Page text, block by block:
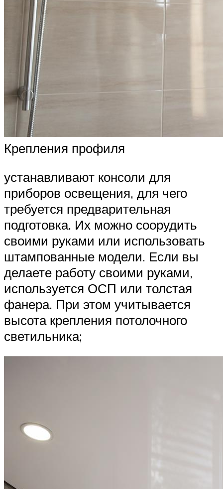
Крепления профиля
устанавливают консоли для
приборов освещения, для чего
требуется предварительная
подготовка. Их можно соорудить
своими руками или использовать
штампованные модели. Если вы
делаете работу своими руками,
используется ОСП или толстая
фанера. При этом учитывается
высота крепления потолочного
светильника;